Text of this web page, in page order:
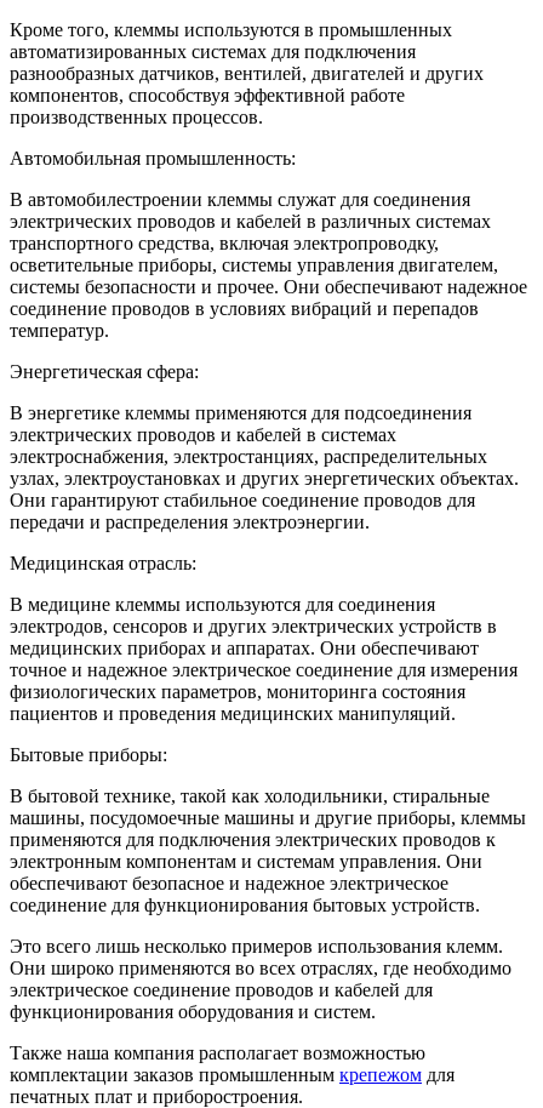
Кроме того, клеммы используются в промышленных
автоматизированных системах для подключения
разнообразных датчиков, вентилей, двигателей и других
компонентов, способствуя эффективной работе
производственных процессов.
Автомобильная промышленность:
В автомобилестроении клеммы служат для соединения
электрических проводов и кабелей в различных системах
транспортного средства, включая электропроводку,
осветительные приборы, системы управления двигателем,
системы безопасности и прочее. Они обеспечивают надежное
соединение проводов в условиях вибраций и перепадов
температур.
Энергетическая сфера:
В энергетике клеммы применяются для подсоединения
электрических проводов и кабелей в системах
электроснабжения, электростанциях, распределительных
узлах, электроустановках и других энергетических объектах.
Они гарантируют стабильное соединение проводов для
передачи и распределения электроэнергии.
Медицинская отрасль:
В медицине клеммы используются для соединения
электродов, сенсоров и других электрических устройств в
медицинских приборах и аппаратах. Они обеспечивают
точное и надежное электрическое соединение для измерения
физиологических параметров, мониторинга состояния
пациентов и проведения медицинских манипуляций.
Бытовые приборы:
В бытовой технике, такой как холодильники, стиральные
машины, посудомоечные машины и другие приборы, клеммы
применяются для подключения электрических проводов к
электронным компонентам и системам управления. Они
обеспечивают безопасное и надежное электрическое
соединение для функционирования бытовых устройств.
Это всего лишь несколько примеров использования клемм.
Они широко применяются во всех отраслях, где необходимо
электрическое соединение проводов и кабелей для
функционирования оборудования и систем.
Также наша компания располагает возможностью
комплектации заказов промышленным крепежом для
печатных плат и приборостроения.